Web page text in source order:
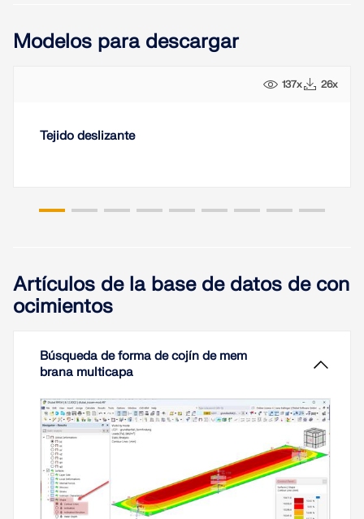
Modelos para descargar
137x 26x
Tejido deslizante
Artículos de la base de datos de con
ocimientos
Búsqueda de forma de cojín de mem
brana multicapa